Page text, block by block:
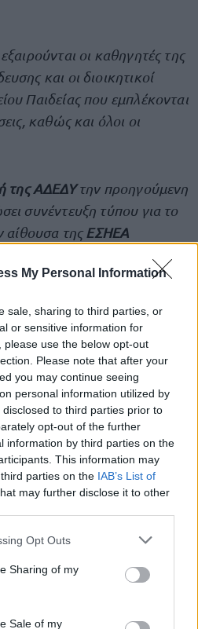
My Personal Information
sale, sharing to third parties, or
or sensitive information for
use the below opt-out
Please note that after your
you may continue seeing
personal information utilized by
to third parties prior to
opt-out of the further
information by third parties on the
This information may
parties on the IAB’s List of
may further disclose it to other
app uses one or more Google
behaviour. You may click to
and its third-party tags to
purposes in below Google
Opt Outs
Sharing of my
Sale of my
οι καθηγητές της
και οι διοικητικοί
Παιδείας που εμπλέκονται
καθώς και όλοι οι
της ΑΔΕΔΥτην προηγούμενη
συνέντευξη τύπου για το
αίθουσα της ΕΣΗΕΑ
δώσουν συνεντεύξεις
σε δράσεις στις 6 Ιουνίου
ενημέρωση κοινού
το θέμα. Σας
στις 5 Ιουνίου θα
συνεδρίαση του
Α.Δ.Ε.Δ.Υ. το οποίο και θα
δράση και διεκδίκηση
της ΑΔΕΔΥ»
Αγγλικών σε